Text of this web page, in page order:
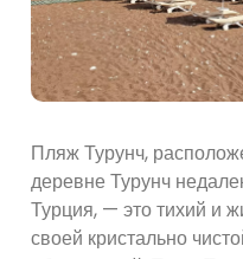
Пляж Турунч,
деревне Турунч
Турция, — это тихий и
своей кристально